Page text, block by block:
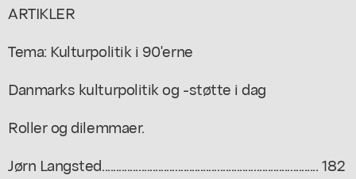
ARTIKLER
Tema: Kulturpolitik i 90'erne
Danmarks kulturpolitik og -støtte i dag
Roller og dilemmaer.
Jørn Langsted............................................................................. 182